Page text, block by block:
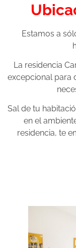
Estamos a
La residencia
excepcional para
Sal de tu
en el
residencia, te